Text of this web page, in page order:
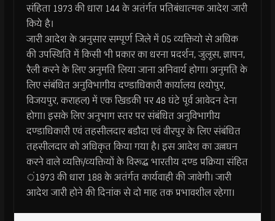
संहिता 1973 की धारा 144 के अतंर्गत प्रतिबंधात्मक आदेश जारी
किये है।
जारी आदेश के अनुसार सम्पूर्ण जिले में 05 व्यक्तियो से अधिक
की उपस्थिति में किसी भी प्रकार का धरना प्रदर्शन, जुलूस, ज्ञापन,
रैली करने के लिए अनुमति लिया जाना अनिवार्य होगा। अनुमति के
लिए संबंधित अनुविभागीय दण्डाधिकारी कार्यालय (श्योपुर,
विजयपुर, कराहल) में एक खिडकी पर 48 घंटे पूर्व आवेदन देना
होगा। इसके लिए अनुभाग स्तर पर संबंधित अनुविभागीय
दण्डाधिकारी एवं तहसीलदार बडौदा एवं वीरपुर के लिए संबंधित
तहसीलदार को अधिकृत किया गया है। इस आदेश का उल्लघन
करने वाले व्यक्ति/व्यक्तियों के विरूद्ध भारतीय दण्ड प्रक्रिया संहित
ं1973 की धारा 188 के अतंर्गत कार्यवाही की जावेगी। जारी
आदेश जारी होने की दिनांक से दो माह तक प्रभावशील रहेगा।